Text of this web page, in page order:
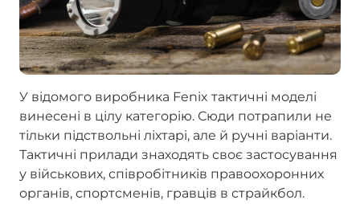
У відомого виробника Fenix тактичні моделі
винесені в цілу категорію. Сюди потрапили не
тільки підствольні ліхтарі, але й ручні варіанти.
Тактичні прилади знаходять своє застосування
у військових, співробітників правоохоронних
органів, спортсменів, гравців в страйкбол.